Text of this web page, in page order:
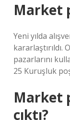
Market
Yeni yılda
kararlaştırıldı.
pazarlarını
25 Kuruşluk
Market
çıktı?